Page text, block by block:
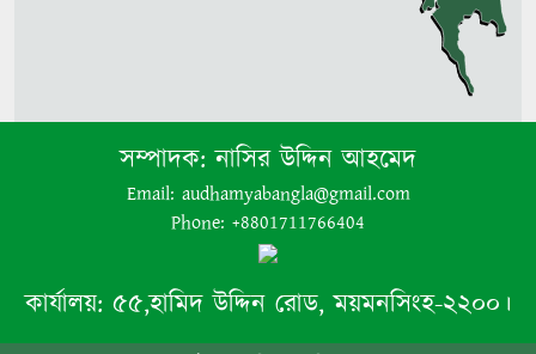
সম্পাদক:নাসির উদ্দিন আহমেদ
Email: audhamyabangla@gmail.com
Phone: +8801711766404
কার্যালয়: ৫৫,হামিদ উদ্দিন রোড, ময়মনসিংহ-২২০০।